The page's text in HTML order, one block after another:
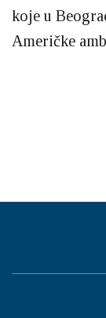
koje u
Američke